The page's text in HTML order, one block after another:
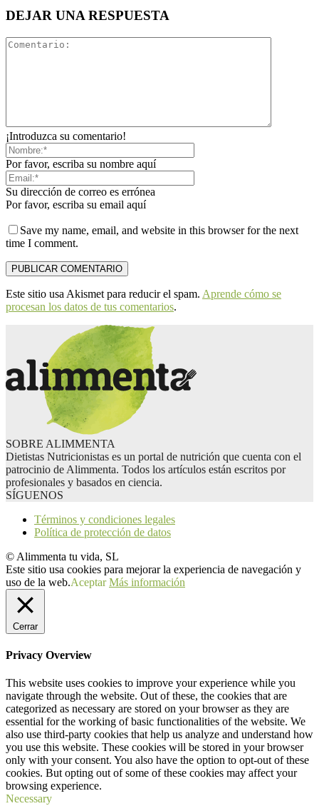
DEJAR UNA RESPUESTA
¡Introduzca su comentario!
Por favor, escriba su nombre aquí
Su dirección de correo es errónea
Por favor, escriba su email aquí
Save my name, email, and website in this browser for the next
time I comment.
Este sitio usa Akismet para reducir el spam. Aprende cómo se
procesan los datos de tus comentarios.
SOBRE ALIMMENTA
Dietistas Nutricionistas es un portal de nutrición que cuenta con el
patrocinio de Alimmenta. Todos los artículos están escritos por
profesionales y basados en ciencia.
SÍGUENOS
Términos y condiciones legales
Política de protección de datos
© Alimmenta tu vida, SL
Este sitio usa cookies para mejorar la experiencia de navegación y
uso de la web.Aceptar Más información
Cerrar
Privacy Overview
This website uses cookies to improve your experience while you
navigate through the website. Out of these, the cookies that are
categorized as necessary are stored on your browser as they are
essential for the working of basic functionalities of the website. We
also use third-party cookies that help us analyze and understand how
you use this website. These cookies will be stored in your browser
only with your consent. You also have the option to opt-out of these
cookies. But opting out of some of these cookies may affect your
browsing experience.
Necessary